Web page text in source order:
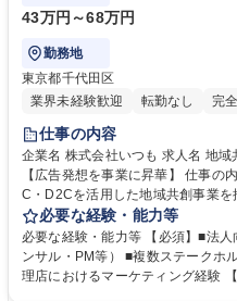
43万円～68万円
勤務地
東京都千代田区
業界未経験歓迎
転勤なし 完
仕事の内容
企業名 株式会社いつも 求人名 地域共創プロデューサー（PM/事業開発）
【広告発想を事業に昇華】 仕事の内容 自治体・地域事業者と連携し、E
C・D2Cを活用した地域共創事業
計、集客、運用、改善まで一貫し
じて持続可能な事業モデルを構築します。 ■自治体・地域課
びEC事業戦略の企画立案 ■公募・
得推進 ■商品企画・集客設計・運営
必要な経験・能力等
必要な経験・能力等 【必須】■法
ンサル・PM等） ■複数ステークホ
理店におけるマーケティング経験 【歓迎】 ■自治体向け提案、入札・プロ